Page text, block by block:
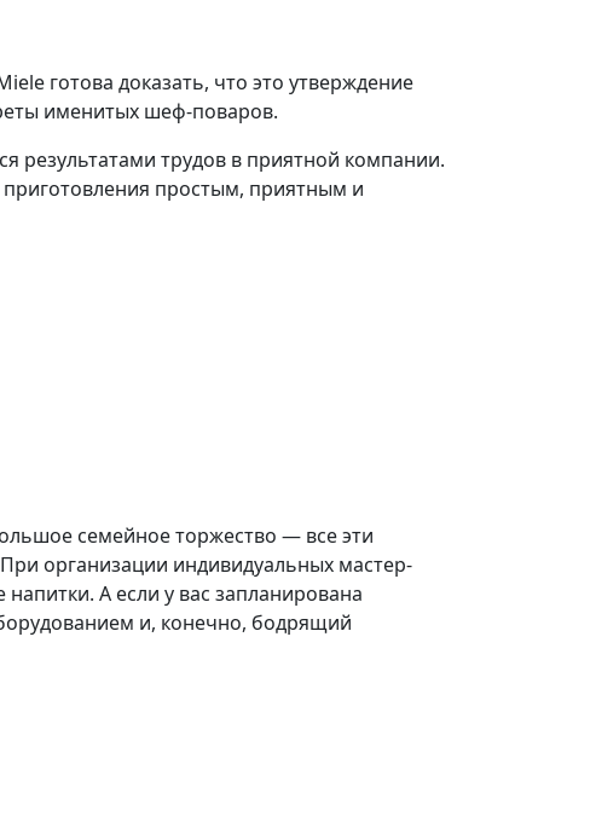
готова доказать, что это утверждение
именитых шеф-поваров.
результатами трудов в приятной компании.
простым, приятным и
семейное торжество — все эти
организации индивидуальных мастер-
А если у вас запланирована
и, конечно, бодрящий